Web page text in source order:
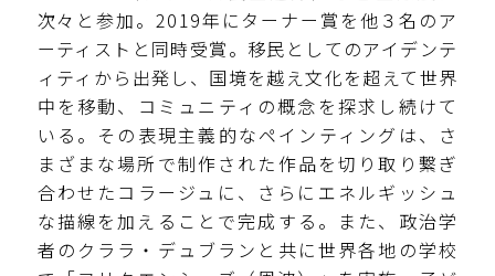
次々と参加。2019年にターナー賞を他３名のア
ーティストと同時受賞。移民としてのアイデンテ
ィティから出発し、国境を越え文化を超えて世界
中を移動、コミュニティの概念を探求し続けて
いる。その表現主義的なペインティングは、さ
まざまな場所で制作された作品を切り取り繋ぎ
合わせたコラージュに、さらにエネルギッシュ
な描線を加えることで完成する。また、政治学
者のクララ・デュブランと共に世界各地の学校